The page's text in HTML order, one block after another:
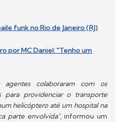
funk no Rio de Janeiro (RJ)
por MC Daniel: "Tenho um
colaboraram com os
para providenciar o transporte
helicóptero até um hospital na
parte envolvida", informou um